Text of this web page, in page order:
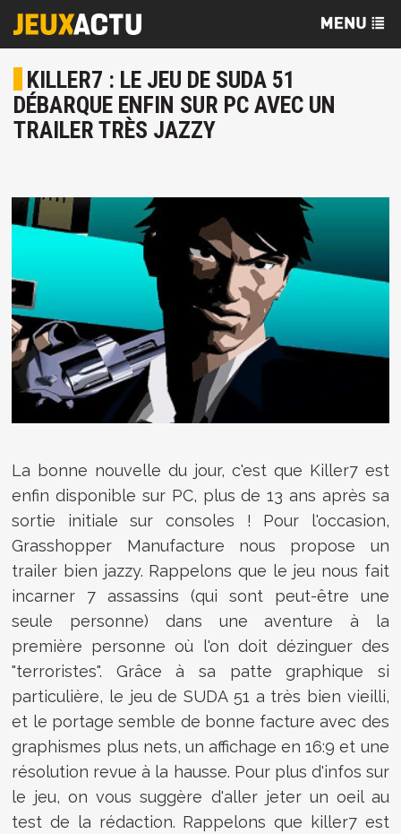
KILLER7 : LE JEU DE SUDA 51
DÉBARQUE ENFIN SUR PC AVEC UN
TRAILER TRÈS JAZZY
La bonne nouvelle du jour, c'est que Killer7 est
enfin disponible sur PC, plus de 13 ans après sa
sortie initiale sur consoles ! Pour l'occasion,
Grasshopper Manufacture nous propose un
trailer bien jazzy. Rappelons que le jeu nous fait
incarner 7 assassins (qui sont peut-être une
seule personne) dans une aventure à la
première personne où l'on doit dézinguer des
"terroristes". Grâce à sa patte graphique si
particulière, le jeu de SUDA 51 a très bien vieilli,
et le portage semble de bonne facture avec des
graphismes plus nets, un affichage en 16:9 et une
résolution revue à la hausse. Pour plus d'infos sur
le jeu, on vous suggère d'aller jeter un oeil au
test de la rédaction. Rappelons que killer7 est